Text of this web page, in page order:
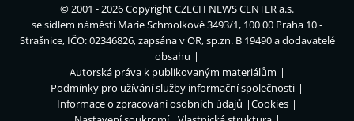
© 2001 - 2026 CopyrightCZECH NEWS CENTER a.s.
se sídlem náměstí Marie Schmolkové 3493/1, 100 00 Praha 10 -
Strašnice, IČO: 02346826, zapsána v OR, sp.zn. B 19490 a dodavatelé
obsahu
Autorská práva k publikovaným materiálům
Podmínky pro užívání služby informační společnosti
Informace o zpracování osobních údajů
Cookies